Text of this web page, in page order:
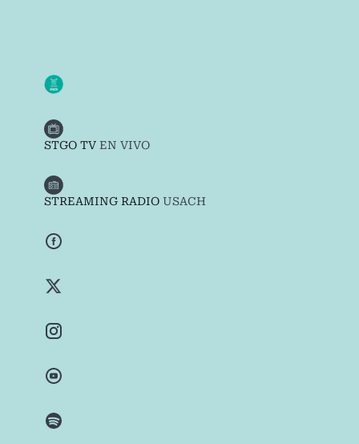
STGO TVEN VIVO
STREAMING RADIOUSACH